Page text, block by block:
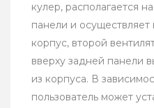
кулер, располагается
панели и осуществляет
корпус, второй
вверху задней панели
из корпуса. В
пользователь может